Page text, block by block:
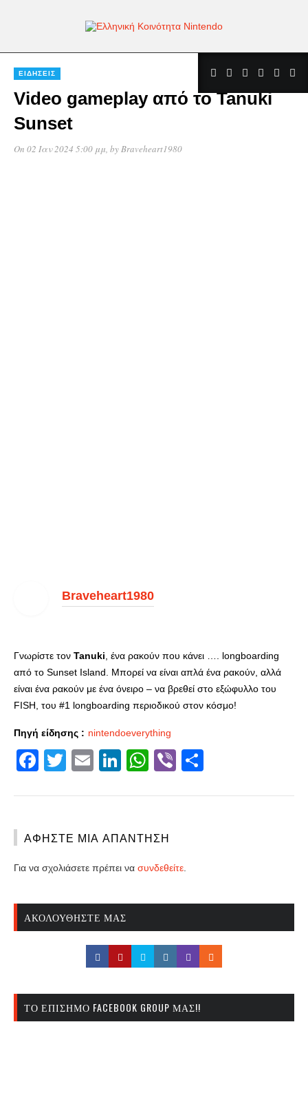
ΕΙΔΉΣΕΙΣ
Video gameplay από το Tanuki
Sunset
On 02 Ιαν 2024 5:00 μμ, byBraveheart1980
Braveheart1980
Γνωρίστε τον Tanuki , ένα ρακούν που κάνει …. longboarding
από το Sunset Island. Μπορεί να είναι απλά ένα ρακούν, αλλά
είναι ένα ρακούν με ένα όνειρο – να βρεθεί στο εξώφυλλο του
FISH, του #1 longboarding περιοδικού στον κόσμο!
Πηγή είδησης : nintendoeverything
Facebook
Twitter
EmailLinkedIn
WhatsApp
Viber
ΑΦΉΣΤΕ ΜΙΑ ΑΠΆΝΤΗΣΗ
Για να σχολιάσετε πρέπει να συνδεθείτε
ΑΚΟΛΟΥΘΉΣΤΕ ΜΑΣ
ΤΟ ΕΠΊΣΗΜΟ FACEBOOK GROUP ΜΑΣ!!